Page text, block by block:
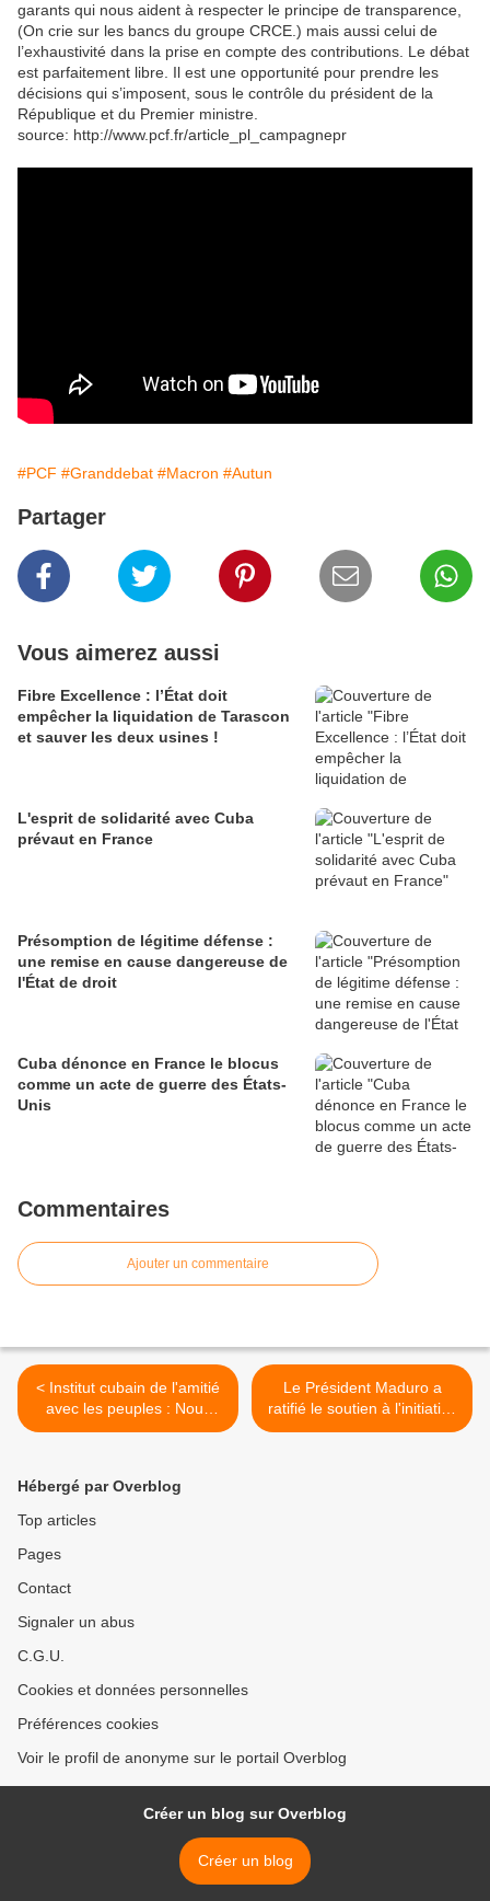
garants qui nous aident à respecter le principe de transparence,
(On crie sur les bancs du groupe CRCE.) mais aussi celui de
l’exhaustivité dans la prise en compte des contributions. Le débat
est parfaitement libre. Il est une opportunité pour prendre les
décisions qui s’imposent, sous le contrôle du président de la
République et du Premier ministre.
source: http://www.pcf.fr/article_pl_campagnepr
#PCF #Granddebat #Macron #Autun
Partager
Vous aimerez aussi
Fibre Excellence : l’État doit
empêcher la liquidation de Tarascon
et sauver les deux usines !
L'esprit de solidarité avec Cuba
prévaut en France
Présomption de légitime défense :
une remise en cause dangereuse de
l'État de droit
Cuba dénonce en France le blocus
comme un acte de guerre des États-
Unis
Commentaires
Ajouter un commentaire
< Institut cubain de l'amitié
avec les peuples : Nous
sommes tous le Venezuela
Le Président Maduro a
ratifié le soutien à l'initiative
de dialogue du Mexique, de
Hébergé par Overblog
Top articles
Pages
Contact
Signaler un abus
C.G.U.
Cookies et données personnelles
Préférences cookies
Voir le profil de anonyme sur le portail Overblog
Créer un blog sur Overblog
Créer un blog